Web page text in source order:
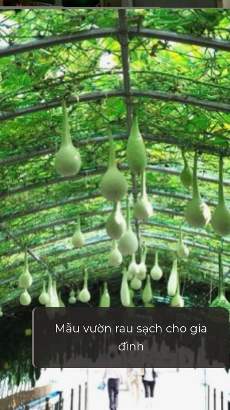
Đang mở https://vietnamxua.edu.vn/mau-vuon-rau-dep-tai-nha
Mẫu vườn rau sạch cho gia
đình